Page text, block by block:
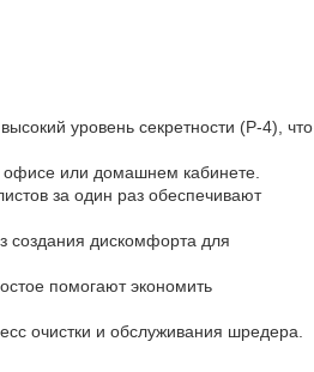
уровень секретности (P-4), что
или домашнем кабинете.
за один раз обеспечивают
создания дискомфорта для
помогают экономить
очистки и обслуживания шредера.